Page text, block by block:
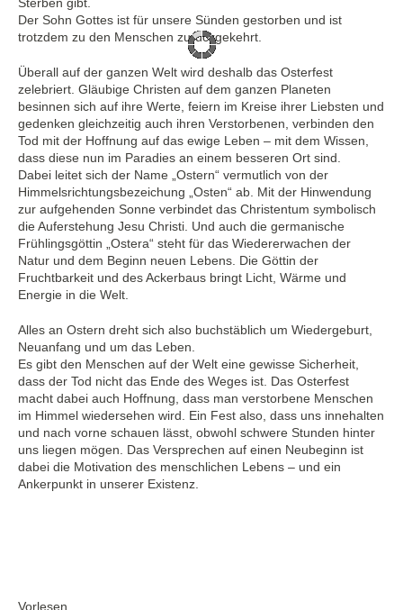
Sterben gibt.
Der Sohn Gottes ist für unsere Sünden gestorben und ist
trotzdem zu den Menschen zurückgekehrt.
Überall auf der ganzen Welt wird deshalb das Osterfest
zelebriert. Gläubige Christen auf dem ganzen Planeten
besinnen sich auf ihre Werte, feiern im Kreise ihrer Liebsten und
gedenken gleichzeitig auch ihren Verstorbenen, verbinden den
Tod mit der Hoffnung auf das ewige Leben – mit dem Wissen,
dass diese nun im Paradies an einem besseren Ort sind.
Dabei leitet sich der Name „Ostern“ vermutlich von der
Himmelsrichtungsbezeichung „Osten“ ab. Mit der Hinwendung
zur aufgehenden Sonne verbindet das Christentum symbolisch
die Auferstehung Jesu Christi. Und auch die germanische
Frühlingsgöttin „Ostera“ steht für das Wiedererwachen der
Natur und dem Beginn neuen Lebens. Die Göttin der
Fruchtbarkeit und des Ackerbaus bringt Licht, Wärme und
Energie in die Welt.
Alles an Ostern dreht sich also buchstäblich um Wiedergeburt,
Neuanfang und um das Leben.
Es gibt den Menschen auf der Welt eine gewisse Sicherheit,
dass der Tod nicht das Ende des Weges ist. Das Osterfest
macht dabei auch Hoffnung, dass man verstorbene Menschen
im Himmel wiedersehen wird. Ein Fest also, dass uns innehalten
und nach vorne schauen lässt, obwohl schwere Stunden hinter
uns liegen mögen. Das Versprechen auf einen Neubeginn ist
dabei die Motivation des menschlichen Lebens – und ein
Ankerpunkt in unserer Existenz.
Vorlesen